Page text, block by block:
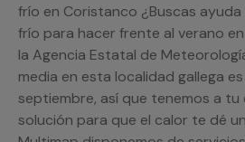
frío en Coristanco ¿Buscas
frío para hacer frente al verano
la Agencia Estatal de
media en esta localidad gallega
septiembre, así que tenemos a tu
solución para que el calor te dé